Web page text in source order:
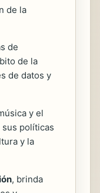
de la
de
de la
de datos y
y el
políticas
y la
, brinda